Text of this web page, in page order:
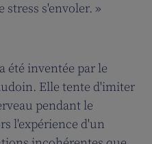
stress s'envoler. »
été inventée par le
Elle tente d'imiter
pendant le
l'expérience d'un